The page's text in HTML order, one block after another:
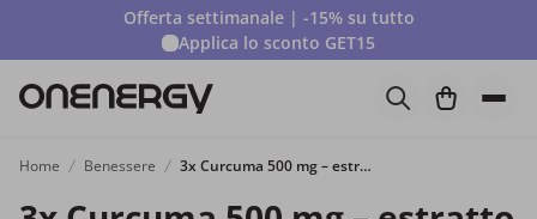
Offerta settimanale | -15% su tutto
Applica lo sconto GET15
Home Benessere 3x Curcuma 500 mg – estratto